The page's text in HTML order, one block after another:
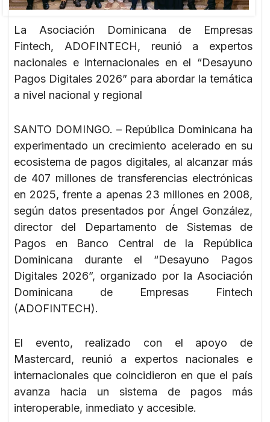
La Asociación Dominicana de Empresas
Fintech, ADOFINTECH, reunió a expertos
nacionales e internacionales en el “Desayuno
Pagos Digitales 2026” para abordar la temática
a nivel nacional y regional
SANTO DOMINGO. – República Dominicana ha
experimentado un crecimiento acelerado en su
ecosistema de pagos digitales, al alcanzar más
de 407 millones de transferencias electrónicas
en 2025, frente a apenas 23 millones en 2008,
según datos presentados por Ángel González,
director del Departamento de Sistemas de
Pagos en Banco Central de la República
Dominicana durante el “Desayuno Pagos
Digitales 2026”, organizado por la Asociación
Dominicana de Empresas Fintech
(ADOFINTECH).
El evento, realizado con el apoyo de
Mastercard, reunió a expertos nacionales e
internacionales que coincidieron en que el país
avanza hacia un sistema de pagos más
interoperable, inmediato y accesible.